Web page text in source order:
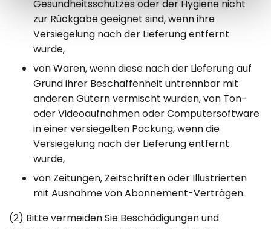
Gesundheitsschutzes oder der Hygiene nicht
zur Rückgabe geeignet sind, wenn ihre
Versiegelung nach der Lieferung entfernt
wurde,
von Waren, wenn diese nach der Lieferung auf
Grund ihrer Beschaffenheit untrennbar mit
anderen Gütern vermischt wurden, von Ton-
oder Videoaufnahmen oder Computersoftware
in einer versiegelten Packung, wenn die
Versiegelung nach der Lieferung entfernt
wurde,
von Zeitungen, Zeitschriften oder Illustrierten
mit Ausnahme von Abonnement-Verträgen.
(2) Bitte vermeiden Sie Beschädigungen und